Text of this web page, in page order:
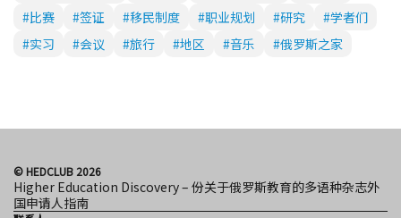
#比赛
#签证 #移民制度 #职业规划 #研究
#学者们
#实习
#会议 #旅行 #地区 #音乐 #俄罗斯之家
© HEDCLUB 2026
Higher Education Discovery – 份关于俄罗斯教育的多语种杂志外
国申请人指南